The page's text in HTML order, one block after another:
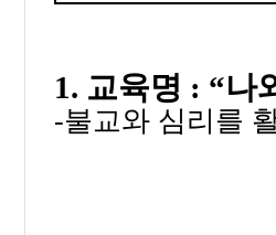
1. 교육명 : “나
-불교와 심리를